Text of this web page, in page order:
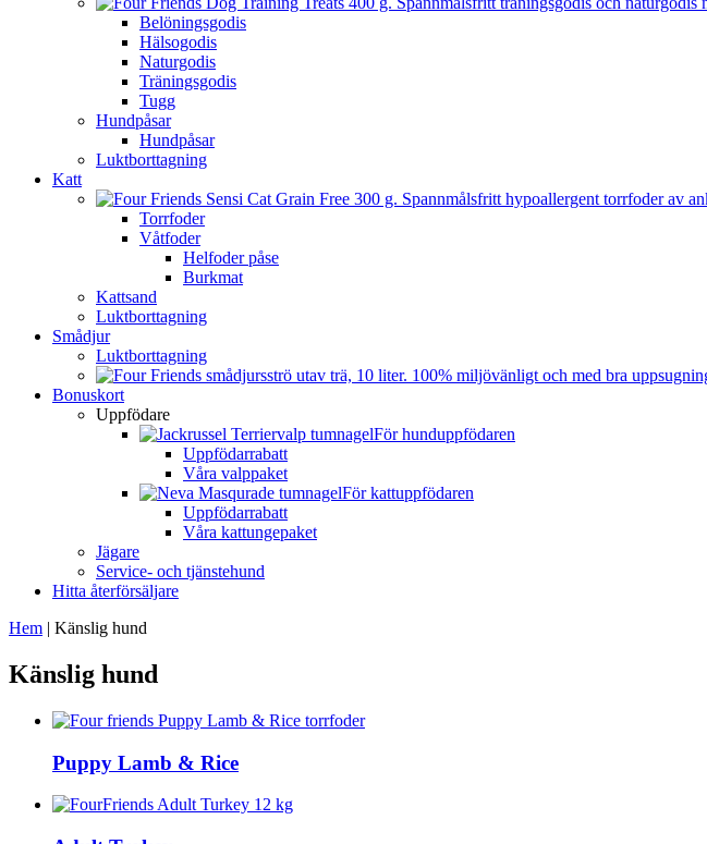
Belöningsgodis
Hälsogodis
Naturgodis
Träningsgodis
Tugg
Hundpåsar
Hundpåsar
Luktborttagning
Katt
Torrfoder
Våtfoder
Helfoder påse
Burkmat
Kattsand
Luktborttagning
Smådjur
Luktborttagning
Bonuskort
Uppfödare
För hunduppfödaren
Uppfödarrabatt
Våra valppaket
För kattuppfödaren
Uppfödarrabatt
Våra kattungepaket
Jägare
Service- och tjänstehund
Hitta återförsäljare
Hem | Känslig hund
Känslig hund
Puppy Lamb & Rice